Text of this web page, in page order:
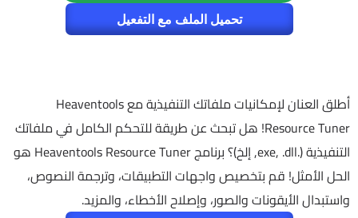
تحميل الملف مع التفعيل
أطلق العنان لإمكانيات ملفاتك التنفيذية مع Heaventools
Resource Tuner! هل تبحث عن طريقة للتحكم الكامل في ملفاتك
التنفيذية (.exe, .dll, إلخ)؟ برنامج Heaventools Resource Tuner هو
الحل الأمثل! قم بتخصيص واجهات التطبيقات، وترجمة النصوص،
واستبدال الأيقونات والصور، وإصلاح الأخطاء، والمزيد.